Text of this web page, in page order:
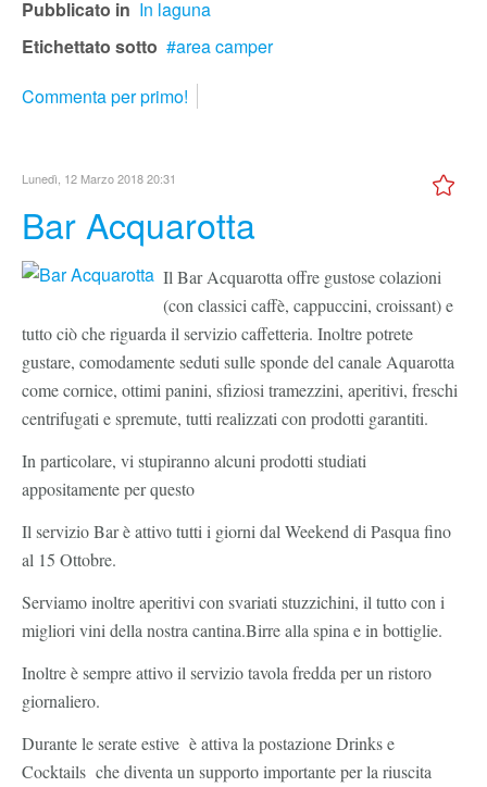
Pubblicato in In laguna
Etichettato sotto
area camper
Commenta per primo!
Lunedì, 12 Marzo 2018 20:31
Bar Acquarotta
Il Bar Acquarotta offre gustose colazioni
(con classici caffè, cappuccini, croissant) e
tutto ciò che riguarda il servizio caffetteria. Inoltre potrete
gustare, comodamente seduti sulle sponde del canale Aquarotta
come cornice, ottimi panini, sfiziosi tramezzini, aperitivi, freschi
centrifugati e spremute, tutti realizzati con prodotti garantiti.
In particolare, vi stupiranno alcuni prodotti studiati
appositamente per questo
Il servizio Bar è attivo tutti i giorni dal Weekend di Pasqua fino
al 15 Ottobre.
Serviamo inoltre aperitivi con svariati stuzzichini, il tutto con i
migliori vini della nostra cantina.Birre alla spina e in bottiglie.
Inoltre è sempre attivo il servizio tavola fredda per un ristoro
giornaliero.
Durante le serate estive è attiva la postazione Drinks e
Cocktails che diventa un supporto importante per la riuscita